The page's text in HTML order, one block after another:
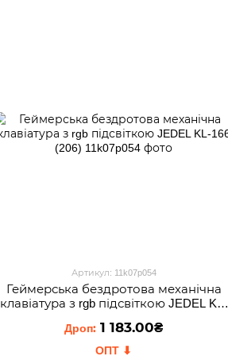
Артикул: 11k07p054
Геймерська бездротова механічна
клавіатура з rgb підсвіткою JEDEL KL-
1 183.00₴